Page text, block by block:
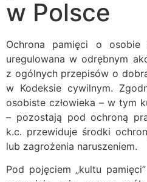
w Polsce
Ochrona pamięci o
uregulowana w odrębnym
z ogólnych przepisów o
w Kodeksie cywilnym.
osobiste człowieka – w tym
– pozostają pod ochroną
k.c. przewiduje środki
lub zagrożenia naruszeniem.
Pod pojęciem „kultu